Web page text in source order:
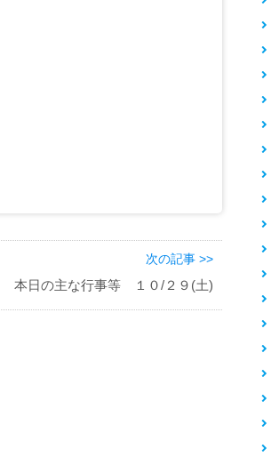
次の記事 >>
本日の主な行事等 １０/２９(土)